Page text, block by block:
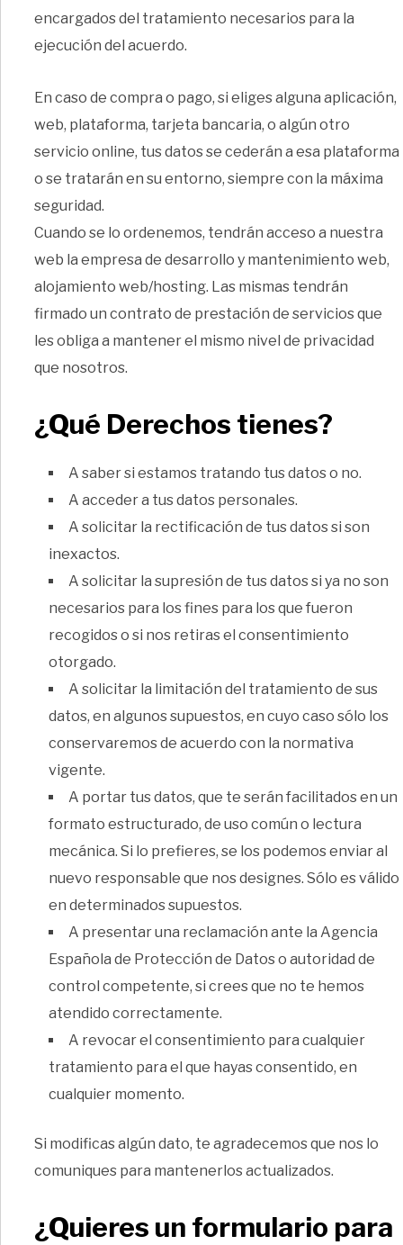
encargados del tratamiento necesarios para la
ejecución del acuerdo.
En caso de compra o pago, si eliges alguna aplicación,
web, plataforma, tarjeta bancaria, o algún otro
servicio online, tus datos se cederán a esa plataforma
o se tratarán en su entorno, siempre con la máxima
seguridad.
Cuando se lo ordenemos, tendrán acceso a nuestra
web la empresa de desarrollo y mantenimiento web,
alojamiento web/hosting. Las mismas tendrán
firmado un contrato de prestación de servicios que
les obliga a mantener el mismo nivel de privacidad
que nosotros.
¿Qué Derechos tienes?
A saber si estamos tratando tus datos o no.
A acceder a tus datos personales.
A solicitar la rectificación de tus datos si son
inexactos.
A solicitar la supresión de tus datos si ya no son
necesarios para los fines para los que fueron
recogidos o si nos retiras el consentimiento
otorgado.
A solicitar la limitación del tratamiento de sus
datos, en algunos supuestos, en cuyo caso sólo los
conservaremos de acuerdo con la normativa
vigente.
A portar tus datos, que te serán facilitados en un
formato estructurado, de uso común o lectura
mecánica. Si lo prefieres, se los podemos enviar al
nuevo responsable que nos designes. Sólo es válido
en determinados supuestos.
A presentar una reclamación ante la Agencia
Española de Protección de Datos o autoridad de
control competente, si crees que no te hemos
atendido correctamente.
A revocar el consentimiento para cualquier
tratamiento para el que hayas consentido, en
cualquier momento.
Si modificas algún dato, te agradecemos que nos lo
comuniques para mantenerlos actualizados.
¿Quieres un formulario para